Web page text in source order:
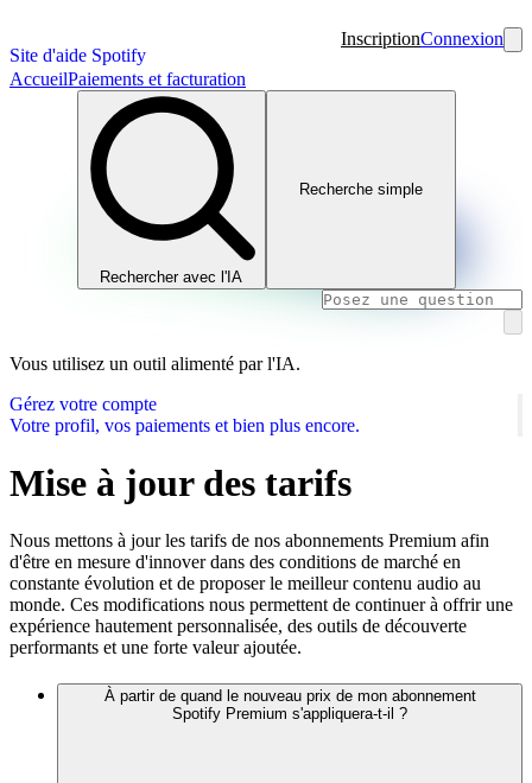
Site d'aide Spotify
InscriptionConnexion
AccueilPaiements et facturation
Rechercher avec l'IA
Recherche simple
Vous utilisez un outil alimenté par l'IA.
Gérez votre compte
Votre profil, vos paiements et bien plus encore.
Mise à jour des tarifs
Nous mettons à jour les tarifs de nos abonnements Premium afin
d'être en mesure d'innover dans des conditions de marché en
constante évolution et de proposer le meilleur contenu audio au
monde. Ces modifications nous permettent de continuer à offrir une
expérience hautement personnalisée, des outils de découverte
performants et une forte valeur ajoutée.
À partir de quand le nouveau prix de mon abonnement
Spotify Premium s'appliquera-t-il ?